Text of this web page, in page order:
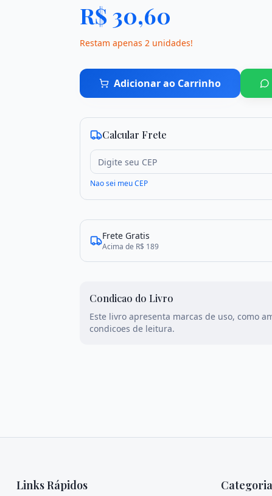
R$ 30,60
Restam apenas 2 unidades!
Adicionar ao Carrinho
Calcular Frete
Nao sei meu CEP
Frete Gratis
Acima de R$ 189
Condicao do Livro
Este livro apresenta marcas de uso, como
condicoes de leitura.
Links Rápidos